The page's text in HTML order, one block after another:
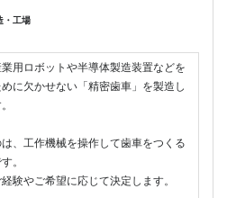
・工場
用ロボットや半導体製造装置などを
に欠かせない「精密歯車」を製造し
、工作機械を操作して歯車をつくる
。
験やご希望に応じて決定します。